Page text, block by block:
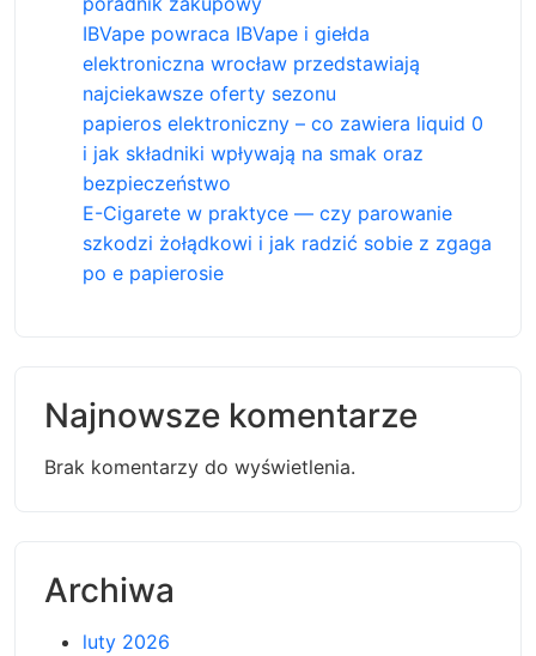
IBVape powraca IBVape i giełda
elektroniczna wrocław przedstawiają
najciekawsze oferty sezonu
papieros elektroniczny – co zawiera liquid 0
i jak składniki wpływają na smak oraz
bezpieczeństwo
E-Cigarete w praktyce — czy parowanie
szkodzi żołądkowi i jak radzić sobie z zgaga
po e papierosie
Najnowsze komentarze
Brak komentarzy do wyświetlenia.
Archiwa
luty 2026